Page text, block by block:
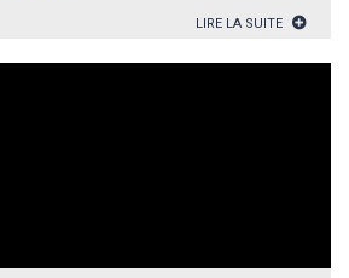
LIRE LA SUITE